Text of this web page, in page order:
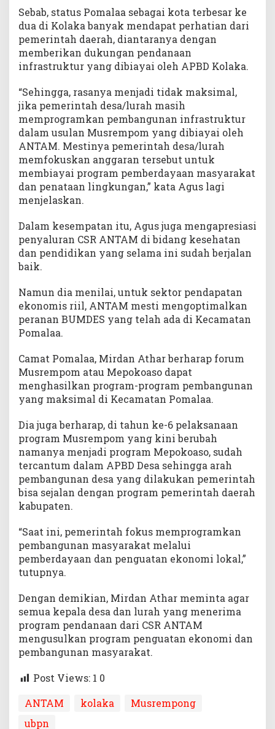
Sebab, status Pomalaa sebagai kota terbesar ke
dua di Kolaka banyak mendapat perhatian dari
pemerintah daerah, diantaranya dengan
memberikan dukungan pendanaan
infrastruktur yang dibiayai oleh APBD Kolaka.
“Sehingga, rasanya menjadi tidak maksimal,
jika pemerintah desa/lurah masih
memprogramkan pembangunan infrastruktur
dalam usulan Musrempom yang dibiayai oleh
ANTAM. Mestinya pemerintah desa/lurah
memfokuskan anggaran tersebut untuk
membiayai program pemberdayaan masyarakat
dan penataan lingkungan,” kata Agus lagi
menjelaskan.
Dalam kesempatan itu, Agus juga mengapresiasi
penyaluran CSR ANTAM di bidang kesehatan
dan pendidikan yang selama ini sudah berjalan
baik.
Namun dia menilai, untuk sektor pendapatan
ekonomis riil, ANTAM mesti mengoptimalkan
peranan BUMDES yang telah ada di Kecamatan
Pomalaa.
Camat Pomalaa, Mirdan Athar berharap forum
Musrempom atau Mepokoaso dapat
menghasilkan program-program pembangunan
yang maksimal di Kecamatan Pomalaa.
Dia juga berharap, di tahun ke-6 pelaksanaan
program Musrempom yang kini berubah
namanya menjadi program Mepokoaso, sudah
tercantum dalam APBD Desa sehingga arah
pembangunan desa yang dilakukan pemerintah
bisa sejalan dengan program pemerintah daerah
kabupaten.
“Saat ini, pemerintah fokus memprogramkan
pembangunan masyarakat melalui
pemberdayaan dan penguatan ekonomi lokal,”
tutupnya.
Dengan demikian, Mirdan Athar meminta agar
semua kepala desa dan lurah yang menerima
program pendanaan dari CSR ANTAM
mengusulkan program penguatan ekonomi dan
pembangunan masyarakat.
Post Views: 1 0
ANTAM
kolaka
Musrempong
ubpn